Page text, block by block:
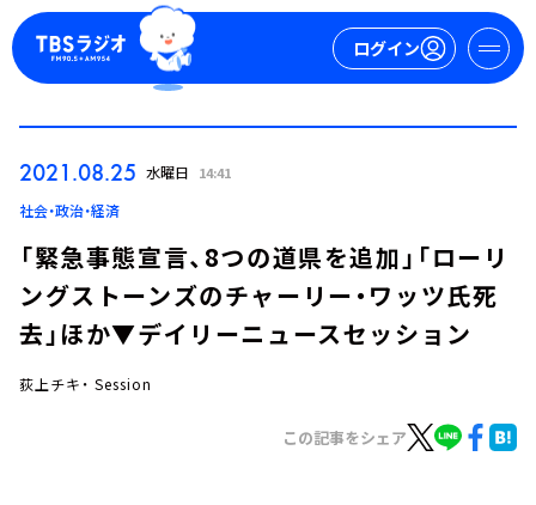
ログイン
2021.08.25 水曜日 14:41
社会・政治・経済
「緊急事態宣言、8つの道県を追加」「ローリ
ングストーンズのチャーリー・ワッツ氏死
去」ほか▼デイリーニュースセッション
荻上チキ・ Session
この記事をシェア